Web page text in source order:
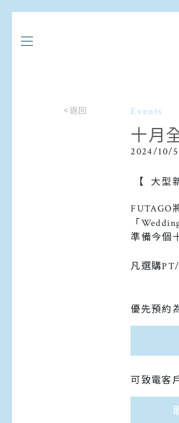
<返回 Events
十月
2024/10/5
【 大型
FUTAGO
「
準備今個
凡選購
優先預約
可致電客